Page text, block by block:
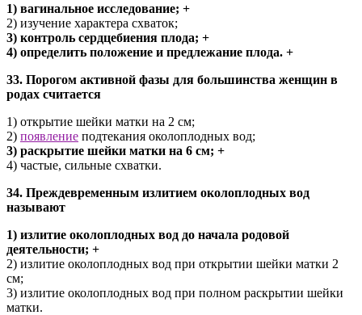
1) вагинальное исследование; +
2) изучение характера схваток;
3) контроль сердцебиения плода; +
4) определить положение и предлежание плода. +
33. Порогом активной фазы для большинства женщин в
родах считается
1) открытие шейки матки на 2 см;
2) появление подтекания околоплодных вод;
3) раскрытие шейки матки на 6 см; +
4) частые, сильные схватки.
34. Преждевременным излитием околоплодных вод
называют
1) излитие околоплодных вод до начала родовой
деятельности; +
2) излитие околоплодных вод при открытии шейки матки 2
см;
3) излитие околоплодных вод при полном раскрытии шейки
матки.